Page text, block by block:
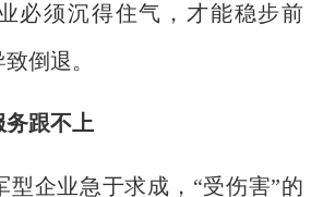
必须沉得住气，才能稳步前
倒退。
务跟不上
企业急于求成，“受伤害”的